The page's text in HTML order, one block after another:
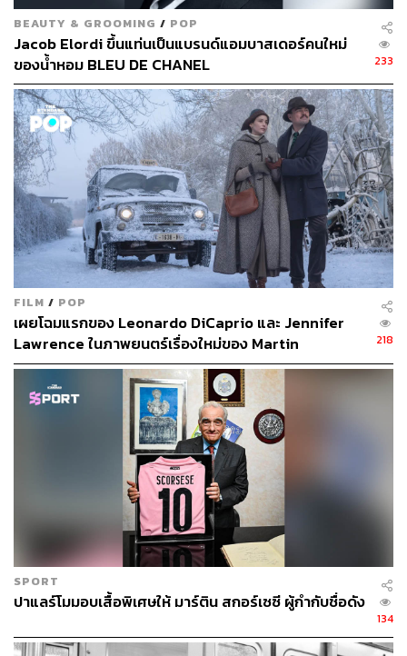
ABOUT THE AUTHOR
เก้า มีนานนท์
บรรณาธิการคัลเจอร์ สำนักข่าว THE
STANDARD
BEAUTY & GROOMING / POP
Jacob Elordi ขึ้นแท่นเป็นแบรนด์แอมบาสเดอร์คนใหม่
ของน้ำหอม BLEU DE CHANEL
233
FILM / POP
เผยโฉมแรกของ Leonardo DiCaprio และ Jennifer
Lawrence ในภาพยนตร์เรื่องใหม่ของ Martin
Scorsese
218
SPORT
ปาแลร์โมมอบเสื้อพิเศษให้ มาร์ติน สกอร์เซซี ผู้กำกับชื่อดัง
134